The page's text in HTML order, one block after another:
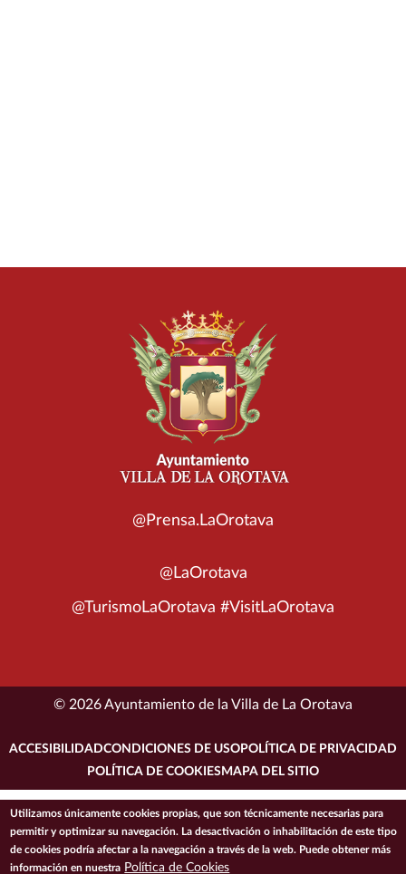
@Prensa.LaOrotava
@LaOrotava
@TurismoLaOrotava #VisitLaOrotava
© 2026 Ayuntamiento de la Villa de La Orotava
ACCESIBILIDADCONDICIONES DE USO POLÍTICA DE PRIVACIDAD
POLÍTICA DE COOKIESMAPA DEL SITIO
Utilizamos únicamente cookies propias, que son técnicamente necesarias para
permitir y optimizar su navegación. La desactivación o inhabilitación de este tipo
de cookies podría afectar a la navegación a través de la web. Puede obtener más
información en nuestra Política de Cookies